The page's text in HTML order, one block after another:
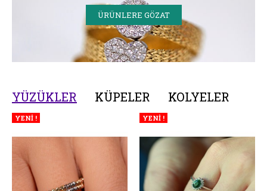
ÜRÜNLERE GÖZAT
YÜZÜKLER KÜPELER KOLYELER
YENİ ! YENİ !